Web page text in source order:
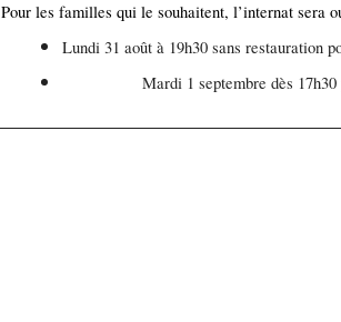
Pour les familles qui le souhaitent, l’internat sera
Lundi 31 août à 19h30 sans restauration
Mardi 1 septembre dès 17h30